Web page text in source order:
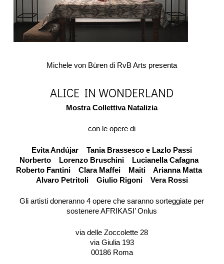
Michele von Büren di RvB Arts presenta
ALICE IN WONDERLAND
Mostra Collettiva Natalizia
con le opere di
Evita Andújar Tania Brassesco e Lazlo Passi
Norberto Lorenzo Bruschini Lucianella Cafagna
Roberto Fantini Clara Maffei Maiti Arianna Matta
Alvaro Petritoli Giulio Rigoni Vera Rossi
Gli artisti doneranno 4 opere che saranno sorteggiate per
sostenere AFRIKASI’ Onlus
via delle Zoccolette 28
via Giulia 193
00186 Roma